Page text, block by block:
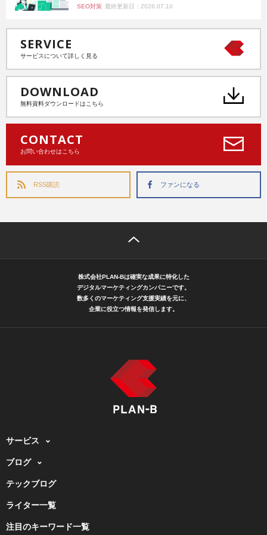
SEO対策 最終更新日：2026.07.10
SERVICE
サービスについて詳しく見る
DOWNLOAD
無料資料ダウンロードはこちら
CONTACT
お問い合わせはこちら
RSS購読 ファンになる
株式会社PLAN-Bは確実な成果に特化した
デジタルマーケティングカンパニーです。
数多くのマーケティング支援実績を元に、
企業に役立つ情報を発信します。
サービス
ブログ
テックブログ
ライター一覧
注目のキーワード一覧